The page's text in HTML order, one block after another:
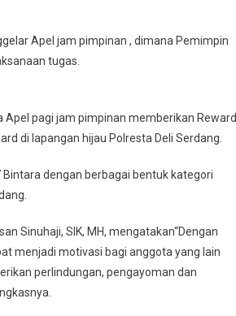
Apel jam pimpinan , dimana Pemimpin
tugas.
Apel pagi jam pimpinan memberikan Reward
di lapangan hijau Polresta Deli Serdang.
dengan berbagai bentuk kategori
Sinuhaji, SIK, MH, mengatakan“Dengan
menjadi motivasi bagi anggota yang lain
perlindungan, pengayoman dan